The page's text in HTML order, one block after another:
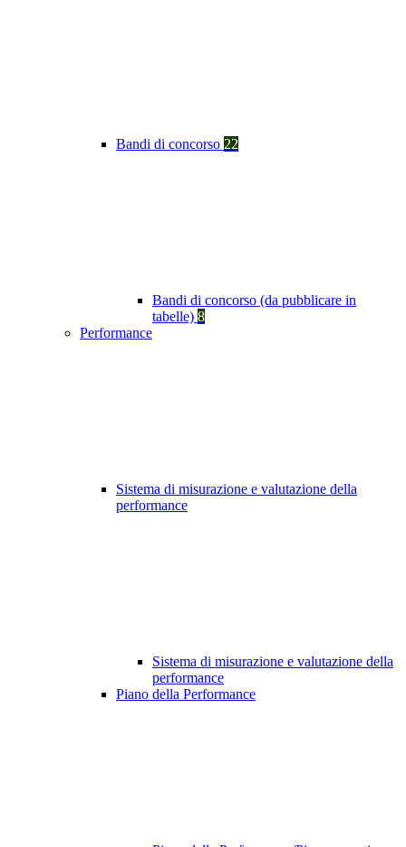
Bandi di concorso 22
Bandi di concorso (da pubblicare in
tabelle) 8
Performance
Sistema di misurazione e valutazione della
performance
Sistema di misurazione e valutazione della
performance
Piano della Performance